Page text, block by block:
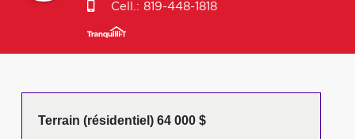
Cell.: 819-448-1818
Terrain (résidentiel) 64 000 $